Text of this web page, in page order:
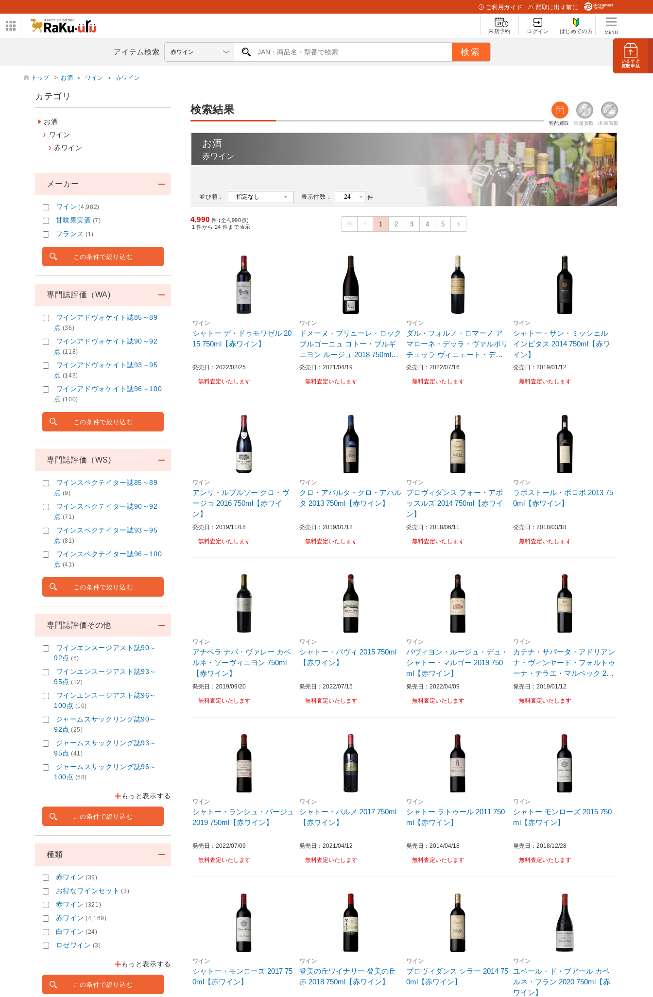
いますぐ
買取申込
ご利用ガイド 買取に出す前に
来店予約 ログイン はじめての方
アイテム検索
トップ > お酒 ＞ ワイン ＞ 赤ワイン
検索結果
宅配買取 店舗買取 出張買取
お酒
赤ワイン
並び順： 表示件数： 件
4,990 件 (全4,990点)
1 件から 24 件まで表示 1 2 3 4 5
ワイン
シャトー デ・ドゥモワゼル 20
15 750ml【赤ワイン】
発売日：2022/02/25
無料査定いたします
ワイン
ドメーヌ・プリューレ・ロック
ブルゴーニュ コトー・ブルギ
ニヨン ルージュ 2018 750ml
【赤ワイン】
発売日：2021/04/19
無料査定いたします
ワイン
ダル・フォルノ・ロマーノ ア
マローネ・デッラ・ヴァルポリ
チェッラ ヴィニェート・デ
ィ・モンテ・ロドレッタ 2013
発売日：2022/07/16
無料査定いたします
ワイン
シャトー・サン・ミッシェル
インピタス 2014 750ml【赤ワ
イン】
発売日：2019/01/12
無料査定いたします
ワイン
アンリ・ルブルソー クロ・ヴ
ージョ 2016 750ml【赤ワイ
ン】
発売日：2019/11/18
無料査定いたします
ワイン
クロ・アパルタ・クロ・アパル
タ 2013 750ml【赤ワイン】
発売日：2019/01/12
無料査定いたします
ワイン
プロヴィダンス フォー・アポ
ッスルズ 2014 750ml【赤ワイ
ン】
発売日：2018/06/11
無料査定いたします
ワイン
ラポストール・ボロボ 2013 75
0ml【赤ワイン】
発売日：2018/03/18
無料査定いたします
ワイン
アナベラ ナパ・ヴァレー カベ
ルネ・ソーヴィニヨン 750ml
【赤ワイン】
発売日：2019/09/20
無料査定いたします
ワイン
シャトー・パヴィ 2015 750ml
【赤ワイン】
発売日：2022/07/15
無料査定いたします
ワイン
パヴィヨン・ルージュ・デュ・
シャトー・マルゴー 2019 750
ml【赤ワイン】
発売日：2022/04/09
無料査定いたします
ワイン
カテナ・サパータ・アドリアン
ナ・ヴィンヤード・フォルトゥ
ーナ・テラエ・マルベック 201
3 750ml【赤ワイン】
発売日：2019/01/12
無料査定いたします
ワイン
シャトー・ランシュ・バージュ
2019 750ml【赤ワイン】
発売日：2022/07/09
無料査定いたします
ワイン
シャトー・パルメ 2017 750ml
【赤ワイン】
発売日：2021/04/12
無料査定いたします
ワイン
シャトー ラトゥール 2011 750
ml【赤ワイン】
発売日：2014/04/18
無料査定いたします
ワイン
シャトー モンローズ 2015 750
ml【赤ワイン】
発売日：2018/12/28
無料査定いたします
ワイン
シャトー・モンローズ 2017 75
0ml【赤ワイン】
ワイン
登美の丘ワイナリー 登美の丘
赤 2018 750ml【赤ワイン】
ワイン
プロヴィダンス シラー 2014 75
0ml【赤ワイン】
ワイン
ユベール・ド・ブアール カベ
ルネ・フラン 2020 750ml【赤
ワイン】
カテゴリ
お酒
ワイン
赤ワイン
メーカー
ワイン (4,982)
甘味果実酒 (7)
フランス (1)
この条件で絞り込む
専門誌評価（WA)
ワインアドヴォケイト誌85～89
点 (36)
ワインアドヴォケイト誌90～92
点 (118)
ワインアドヴォケイト誌93～95
点 (143)
ワインアドヴォケイト誌96～100
点 (100)
この条件で絞り込む
専門誌評価（WS)
ワインスペクテイター誌85～89
点 (9)
ワインスペクテイター誌90～92
点 (71)
ワインスペクテイター誌93～95
点 (81)
ワインスペクテイター誌96～100
点 (41)
この条件で絞り込む
専門誌評価その他
ワインエンスージアスト誌90～
92点 (5)
ワインエンスージアスト誌93～
95点 (12)
ワインエンスージアスト誌96～
100点 (10)
ジャームスサックリング誌90～
92点 (25)
ジャームスサックリング誌93～
95点 (41)
ジャームスサックリング誌96～
100点 (58)
もっと表示する
この条件で絞り込む
種類
赤ワイン (39)
お得なワインセット (3)
赤ワイン (321)
赤ワイン (4,169)
白ワイン (24)
ロゼワイン (3)
もっと表示する
この条件で絞り込む